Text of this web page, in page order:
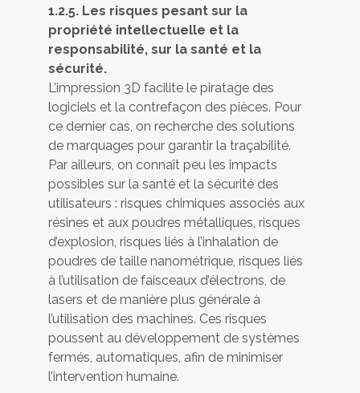
1.2.5. Les risques pesant sur la
propriété intellectuelle et la
responsabilité, sur la santé et la
sécurité.
L’impression 3D facilite le piratage des
logiciels et la contrefaçon des pièces. Pour
ce dernier cas, on recherche des solutions
de marquages pour garantir la traçabilité.
Par ailleurs, on connaît peu les impacts
possibles sur la santé et la sécurité des
utilisateurs : risques chimiques associés aux
résines et aux poudres métalliques, risques
d’explosion, risques liés à l’inhalation de
poudres de taille nanométrique, risques liés
à l’utilisation de faisceaux d’électrons, de
lasers et de manière plus générale à
l’utilisation des machines. Ces risques
poussent au développement de systèmes
fermés, automatiques, afin de minimiser
l’intervention humaine.